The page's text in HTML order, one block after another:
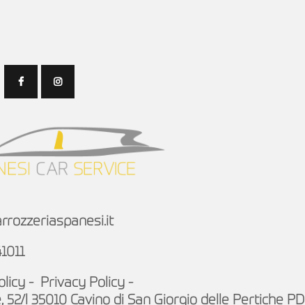
- Privacy Policy-
l 35010 Cavino di San Giorgio delle Pertiche PD